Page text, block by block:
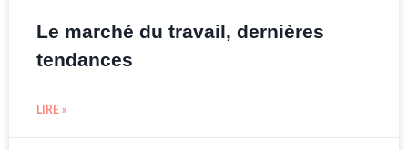
Le marché du travail, dernières
tendances
LIRE »